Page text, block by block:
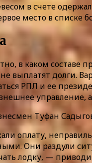
в счете
место в списке
в каком составе
выплатят долги.
РПЛ и ее
Туфан
оплату,
Они раздули
лодку, —